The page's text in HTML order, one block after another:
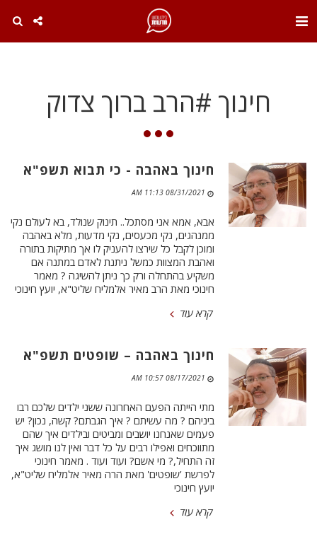
חינוך #הרב ברוך צדוק
חינוך באהבה - כי תבוא תשפ"א
08/31/2021 11:13 AM
אבא, אמא אני מסתכל.. תינוק שנולד, בא לעולם נקי
ממנהגים, נקי מכעסים, נקי מדעות, מלא באהבה
ומוכן לקבל כל שירצו להעניק לו אך מתיקות בתורה
ואהבת המצוות כמשל ניתנת לאדם במתנה אם
משקיע בהתחלה ורק כך ניתן להשיגה ? מאמר
חינוכי מאת הרב מאיר אלמליח שליט"א, יועץ חינוכי
קרא עוד
חינוך באהבה – שופטים תשפ"א
08/17/2021 10:57 AM
מתי הייתה הפעם האחרונה ששני ילדים שלכם רבו
ביניהם ? מה עשיתם ? איך הגבתם? קשה, נכון? יש
פעמים שאנחנו יושבים ומביטים ובילדים איך שהם
מתווכחים ואפילו רבים על כל דבר ואין לנו מושג איך
זה התחיל,? מי אשם? ועוד ועוד . מאמר חינוכי
לפרשת 'שופטים' מאת הרה מאיר אלמליח שליט"א,
יועץ חינוכי
קרא עוד